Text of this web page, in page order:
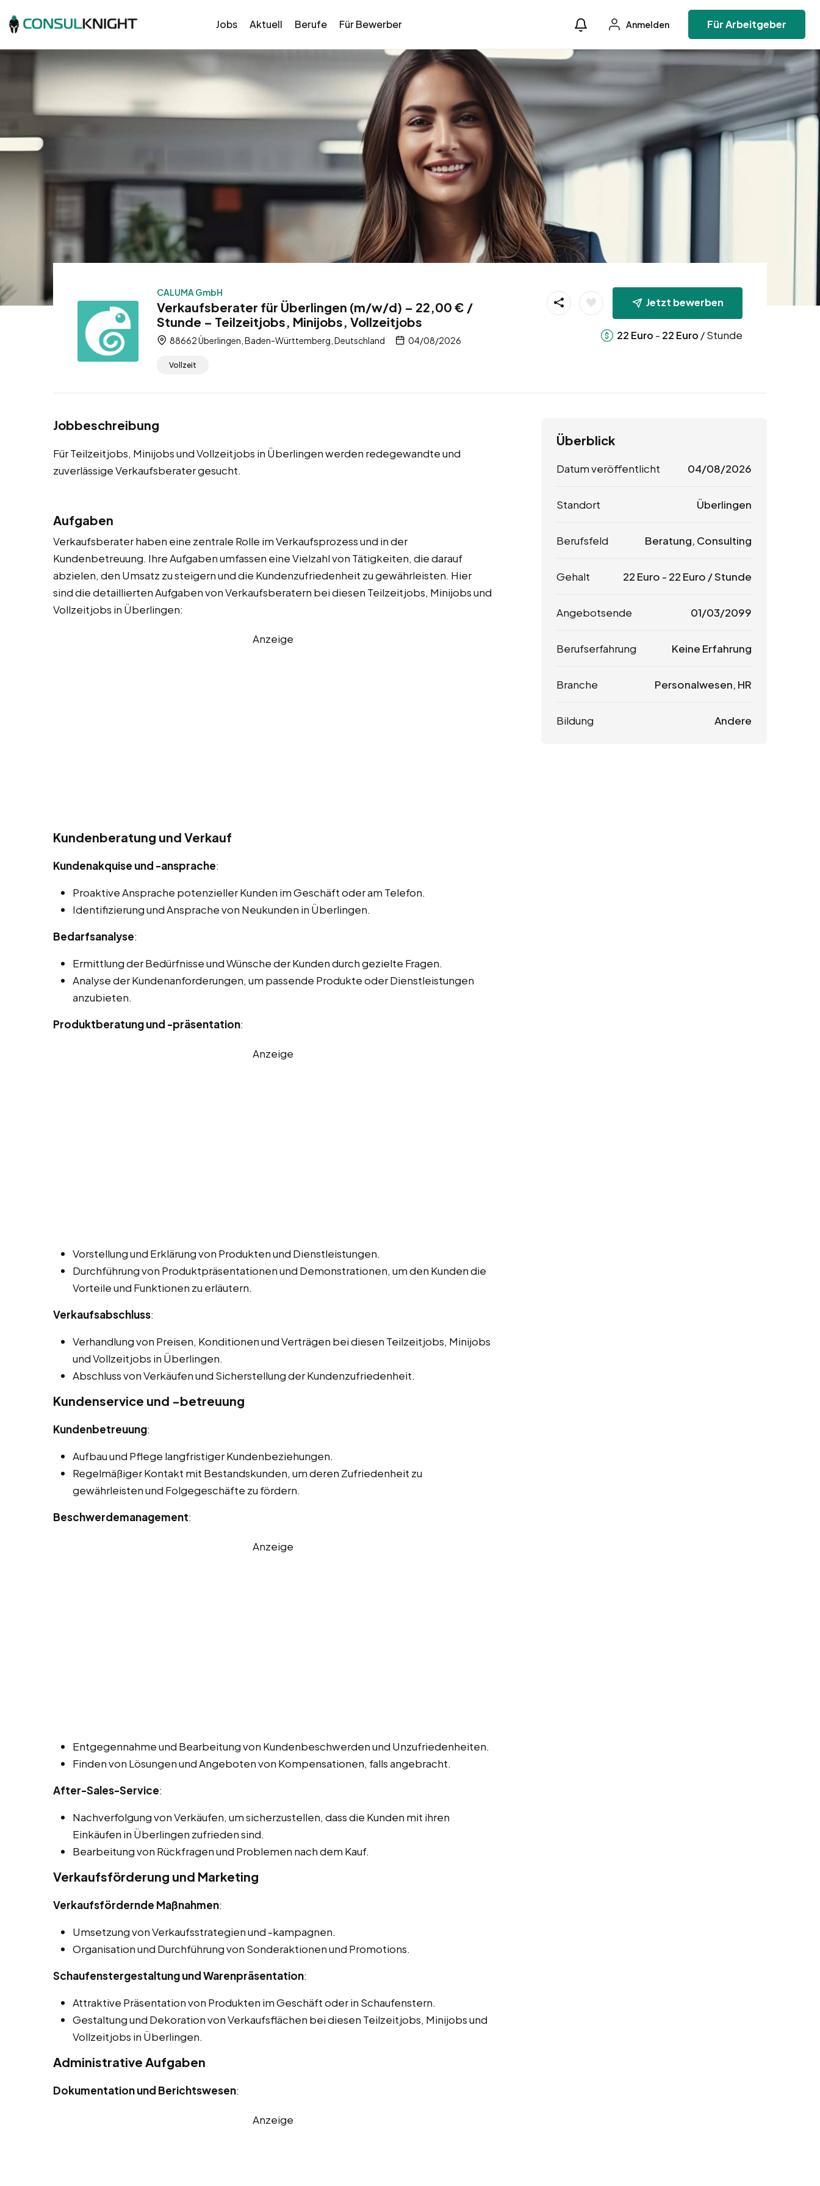
Jobs Aktuell Berufe Für Bewerber Anmelden Für Arbeitgeber
CALUMA GmbH
Verkaufsberater für Überlingen (m/w/d) – 22,00 € /
Stunde – Teilzeitjobs, Minijobs, Vollzeitjobs
88662 Überlingen, Baden-Württemberg, Deutschland 04/08/2026
Vollzeit
Jetzt bewerben
22 Euro - 22 Euro / Stunde
Jobbeschreibung
Für Teilzeitjobs, Minijobs und Vollzeitjobs in Überlingen werden redegewandte und
zuverlässige Verkaufsberater gesucht.
Aufgaben
Verkaufsberater haben eine zentrale Rolle im Verkaufsprozess und in der
Kundenbetreuung. Ihre Aufgaben umfassen eine Vielzahl von Tätigkeiten, die darauf
abzielen, den Umsatz zu steigern und die Kundenzufriedenheit zu gewährleisten. Hier
sind die detaillierten Aufgaben von Verkaufsberatern bei diesen Teilzeitjobs, Minijobs und
Vollzeitjobs in Überlingen:
Anzeige
Kundenberatung und Verkauf
Kundenakquise und -ansprache:
Proaktive Ansprache potenzieller Kunden im Geschäft oder am Telefon.
Identifizierung und Ansprache von Neukunden in Überlingen.
Bedarfsanalyse:
Ermittlung der Bedürfnisse und Wünsche der Kunden durch gezielte Fragen.
Analyse der Kundenanforderungen, um passende Produkte oder Dienstleistungen
anzubieten.
Produktberatung und -präsentation:
Anzeige
Vorstellung und Erklärung von Produkten und Dienstleistungen.
Durchführung von Produktpräsentationen und Demonstrationen, um den Kunden die
Vorteile und Funktionen zu erläutern.
Verkaufsabschluss:
Verhandlung von Preisen, Konditionen und Verträgen bei diesen Teilzeitjobs, Minijobs
und Vollzeitjobs in Überlingen.
Abschluss von Verkäufen und Sicherstellung der Kundenzufriedenheit.
Kundenservice und -betreuung
Kundenbetreuung:
Aufbau und Pflege langfristiger Kundenbeziehungen.
Regelmäßiger Kontakt mit Bestandskunden, um deren Zufriedenheit zu
gewährleisten und Folgegeschäfte zu fördern.
Beschwerdemanagement:
Anzeige
Entgegennahme und Bearbeitung von Kundenbeschwerden und Unzufriedenheiten.
Finden von Lösungen und Angeboten von Kompensationen, falls angebracht.
After-Sales-Service:
Nachverfolgung von Verkäufen, um sicherzustellen, dass die Kunden mit ihren
Einkäufen in Überlingen zufrieden sind.
Bearbeitung von Rückfragen und Problemen nach dem Kauf.
Verkaufsförderung und Marketing
Verkaufsfördernde Maßnahmen:
Umsetzung von Verkaufsstrategien und -kampagnen.
Organisation und Durchführung von Sonderaktionen und Promotions.
Schaufenstergestaltung und Warenpräsentation:
Attraktive Präsentation von Produkten im Geschäft oder in Schaufenstern.
Gestaltung und Dekoration von Verkaufsflächen bei diesen Teilzeitjobs, Minijobs und
Vollzeitjobs in Überlingen.
Administrative Aufgaben
Dokumentation und Berichtswesen:
Anzeige
Überblick
Datum veröffentlicht 04/08/2026
Standort Überlingen
Berufsfeld Beratung, Consulting
Gehalt 22 Euro - 22 Euro / Stunde
Angebotsende 01/03/2099
Berufserfahrung Keine Erfahrung
Branche Personalwesen, HR
Bildung Andere